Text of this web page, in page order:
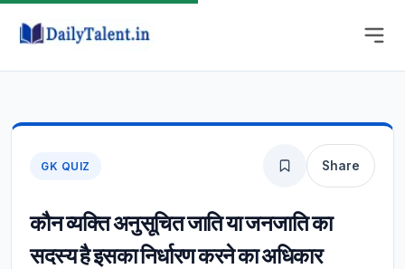
GK QUIZ Share
कौन व्यक्ति अनुसूचित जाति या जनजाति का
सदस्य है इसका निर्धारण करने का अधिकार